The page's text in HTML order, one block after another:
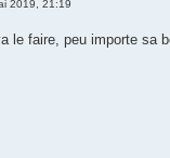
2019, 21:19
le faire, peu importe sa